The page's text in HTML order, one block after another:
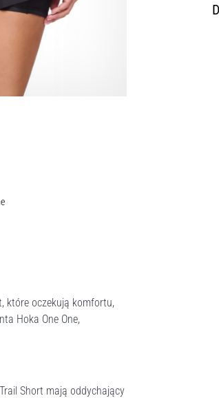
które oczekują komfortu,
Hoka One One,
Short mają oddychający